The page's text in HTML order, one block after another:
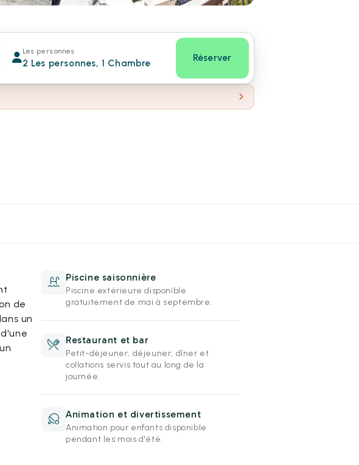
Les personnes
2 Les personnes, 1 Chambre Réserver
de
un
Piscine saisonnière
Piscine extérieure disponible
gratuitement de mai à septembre.
Restaurant et bar
Petit-déjeuner, déjeuner, dîner et
collations servis tout au long de la
journée.
Animation et divertissement
Animation pour enfants disponible
pendant les mois d'été.